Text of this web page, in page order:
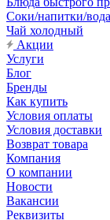
Соки/напитки/вода
Чай холодный
Акции
Услуги
Блог
Бренды
Как купить
Условия оплаты
Условия доставки
Возврат товара
Компания
О компании
Новости
Вакансии
Реквизиты